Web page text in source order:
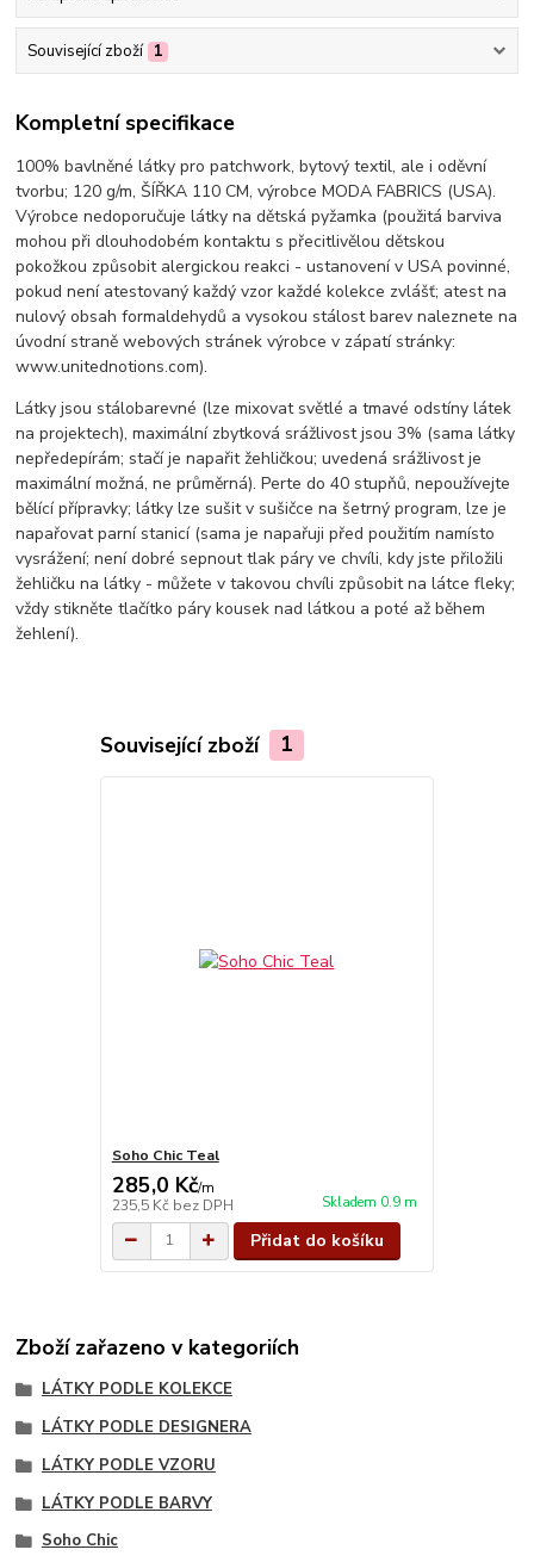
Související zboží 1
Kompletní specifikace
100% bavlněné látky pro patchwork, bytový textil, ale i oděvní
tvorbu; 120 g/m, ŠÍŘKA 110 CM, výrobce MODA FABRICS (USA).
Výrobce nedoporučuje látky na dětská pyžamka (použitá barviva
mohou při dlouhodobém kontaktu s přecitlivělou dětskou
pokožkou způsobit alergickou reakci - ustanovení v USA povinné,
pokud není atestovaný každý vzor každé kolekce zvlášť; atest na
nulový obsah formaldehydů a vysokou stálost barev naleznete na
úvodní straně webových stránek výrobce v zápatí stránky:
www.unitednotions.com).
Látky jsou stálobarevné (lze mixovat světlé a tmavé odstíny látek
na projektech), maximální zbytková srážlivost jsou 3% (sama látky
nepředepírám; stačí je napařit žehličkou; uvedená srážlivost je
maximální možná, ne průměrná). Perte do 40 stupňů, nepoužívejte
bělící přípravky; látky lze sušit v sušičce na šetrný program, lze je
napařovat parní stanicí (sama je napařuji před použitím namísto
vysrážení; není dobré sepnout tlak páry ve chvíli, kdy jste přiložili
žehličku na látky - můžete v takovou chvíli způsobit na látce fleky;
vždy stikněte tlačítko páry kousek nad látkou a poté až během
žehlení).
Související zboží 1
Soho Chic Teal
285,0 Kč/m
235,5 Kč bez DPH Skladem 0.9 m
Přidat do košíku
Zboží zařazeno v kategoriích
LÁTKY PODLE KOLEKCE
LÁTKY PODLE DESIGNERA
LÁTKY PODLE VZORU
LÁTKY PODLE BARVY
Soho Chic